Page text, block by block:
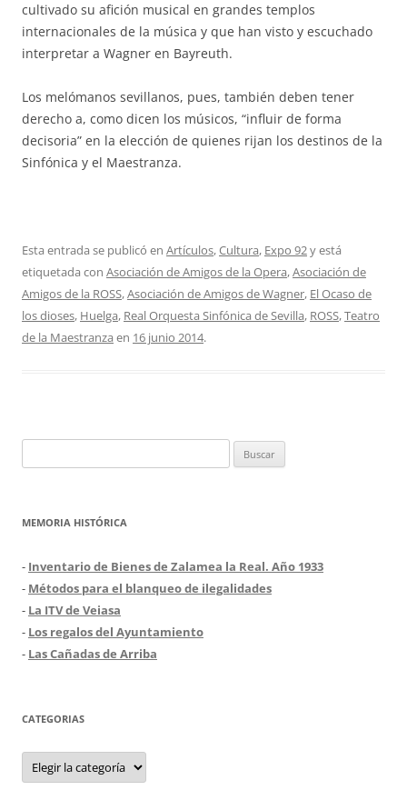
cultivado su afición musical en grandes templos
internacionales de la música y que han visto y escuchado
interpretar a Wagner en Bayreuth.
Los melómanos sevillanos, pues, también deben tener
derecho a, como dicen los músicos, “influir de forma
decisoria” en la elección de quienes rijan los destinos de la
Sinfónica y el Maestranza.
Esta entrada se publicó en Artículos,Cultura, Expo 92y está
etiquetada con Asociación de Amigos de la Opera,Asociación de
Amigos de la ROSS,Asociación de Amigos de Wagner, El Ocaso de
los dioses, Huelga, Real Orquesta Sinfónica de Sevilla, ROSS,Teatro
de la Maestranza en 16 junio 2014.
MEMORIA HISTÓRICA
- Inventario de Bienes de Zalamea la Real. Año 1933
- Métodos para el blanqueo de ilegalidades
- La ITV de Veiasa
- Los regalos del Ayuntamiento
- Las Cañadas de Arriba
CATEGORIAS
Categorias